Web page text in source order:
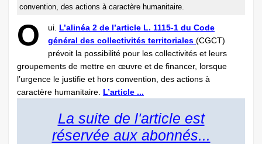
convention, des actions à caractère humanitaire.
O ui. L’alinéa 2 de l’article L. 1115-1 du Code
général des collectivités territoriales (CGCT)
prévoit la possibilité pour les collectivités et leurs
groupements de mettre en œuvre et de financer, lorsque
l’urgence le justifie et hors convention, des actions à
caractère humanitaire. L’article ...
La suite de l'article est
réservée aux abonnés...